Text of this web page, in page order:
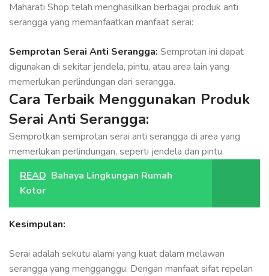
Maharati Shop telah menghasilkan berbagai produk anti
serangga yang memanfaatkan manfaat serai:
Semprotan Serai Anti Serangga: Semprotan ini dapat
digunakan di sekitar jendela, pintu, atau area lain yang
memerlukan perlindungan dari serangga.
Cara Terbaik Menggunakan Produk
Serai Anti Serangga:
Semprotkan semprotan serai anti serangga di area yang
memerlukan perlindungan, seperti jendela dan pintu.
READ Bahaya Lingkungan Rumah
Kotor
Kesimpulan:
Serai adalah sekutu alami yang kuat dalam melawan
serangga yang mengganggu. Dengan manfaat sifat repelan